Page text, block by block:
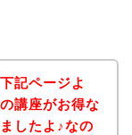
記ページよ
講座がお得な
したよ♪なの